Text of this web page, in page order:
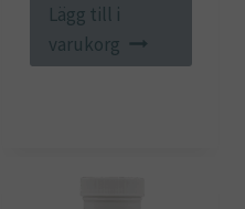
Lägg till i
varukorg